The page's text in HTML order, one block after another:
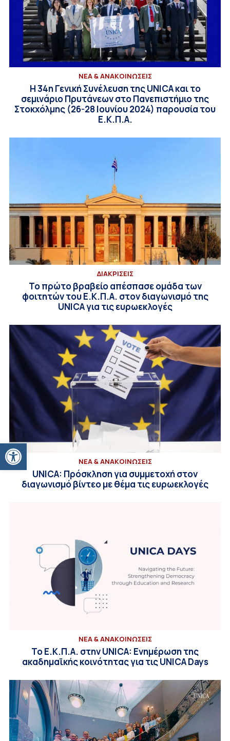
Ανοίξτε τη γραμμή εργαλείων
ΝΕΑ & ΑΝΑΚΟΙΝΩΣΕΙΣ
Η 34η Γενική Συνέλευση της UNICA και το
σεμινάριο Πρυτάνεων στο Πανεπιστήμιο της
Στοκχόλμης (26-28 Ιουνίου 2024) παρουσία του
Ε.Κ.Π.Α.
ΔΙΑΚΡΙΣΕΙΣ
Το πρώτο βραβείο απέσπασε ομάδα των
φοιτητών του Ε.Κ.Π.Α. στον διαγωνισμό της
UNICA για τις ευρωεκλογές
ΝΕΑ & ΑΝΑΚΟΙΝΩΣΕΙΣ
UNICA: Πρόσκληση για συμμετοχή στον
διαγωνισμό βίντεο με θέμα τις ευρωεκλογές
ΝΕΑ & ΑΝΑΚΟΙΝΩΣΕΙΣ
Το Ε.Κ.Π.Α. στην UNICA: Ενημέρωση της
ακαδημαϊκής κοινότητας για τις UNICA Days